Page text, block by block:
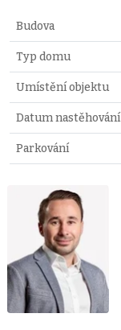
Budova
Typ domu
Umístění objektu
Datum nastěhování
Parkování